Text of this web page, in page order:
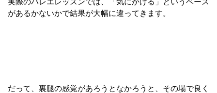
があるかないかで結果が大幅に違ってきます。
だって、裏腿の感覚があろうとなかろうと、その場で良く